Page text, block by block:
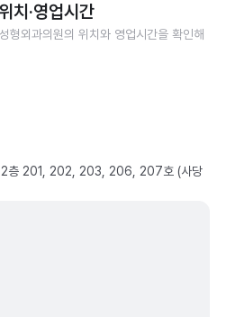
치·영업시간
형외과의원의 위치와 영업시간을 확인해
2층 201, 202, 203, 206, 207호 (사당